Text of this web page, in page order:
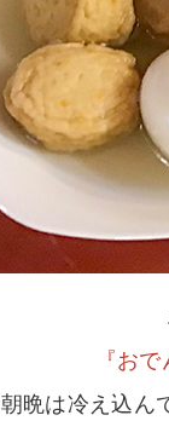
『おで
朝晩は冷え込ん